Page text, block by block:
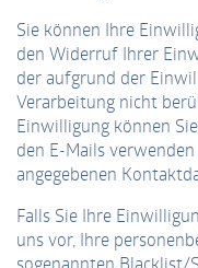
Sie können Ihre
den Widerruf Ihrer
der aufgrund der
Verarbeitung nicht
Einwilligung können
den E-Mails
angegebenen
Falls Sie Ihre
uns vor, Ihre
sogenannten Blacklist/